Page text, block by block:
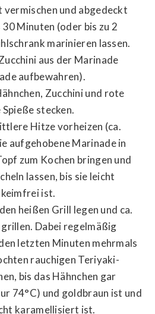
vermischen und abgedeckt
Minuten (oder bis zu 2
marinieren lassen.
aus der Marinade
aufbewahren).
Zucchini und rote
stecken.
Hitze vorheizen (ca.
aufgehobene Marinade in
zum Kochen bringen und
lassen, bis sie leicht
ist.
heißen Grill legen und ca.
Dabei regelmäßig
letzten Minuten mehrmals
rauchigen Teriyaki-
bis das Hähnchen gar
74°C) und goldbraun ist und
karamellisiert ist.